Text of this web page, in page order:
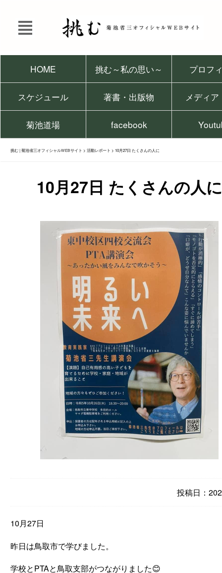
HOME 挑む～私の思い～ プロフ
スケジュール 著書・出版物 メディア
菊池道場 facebook
挑む | 菊池省三オフィシャルWEBサイト > 活動レポート > 10月27日 たくさんの人に
10月27日 たくさんの人に
投稿日：
10月27日
昨日は鳥取市で学びました。
学校とPTAと鳥取支部がつながりました😊